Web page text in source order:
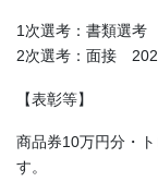
1次選考：書類選考
2次選考：面接
【表彰等】
商品券10万円分・
す。